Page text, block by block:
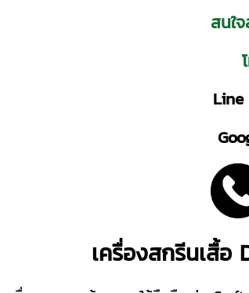
สนใ
Line
เครื่องสกรีนเสื้อ